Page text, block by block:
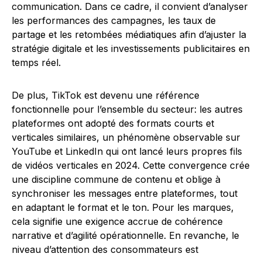
communication. Dans ce cadre, il convient d’analyser
les performances des campagnes, les taux de
partage et les retombées médiatiques afin d’ajuster la
stratégie digitale et les investissements publicitaires en
temps réel.
De plus, TikTok est devenu une référence
fonctionnelle pour l’ensemble du secteur: les autres
plateformes ont adopté des formats courts et
verticales similaires, un phénomène observable sur
YouTube et LinkedIn qui ont lancé leurs propres fils
de vidéos verticales en 2024. Cette convergence crée
une discipline commune de contenu et oblige à
synchroniser les messages entre plateformes, tout
en adaptant le format et le ton. Pour les marques,
cela signifie une exigence accrue de cohérence
narrative et d’agilité opérationnelle. En revanche, le
niveau d’attention des consommateurs est